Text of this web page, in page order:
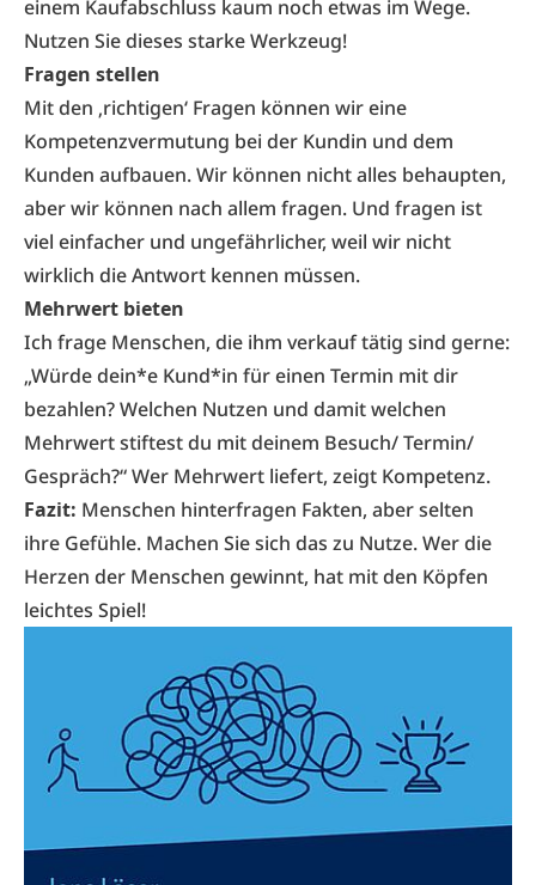
einem Kaufabschluss kaum noch etwas im Wege.
Nutzen Sie dieses starke Werkzeug!
Fragen stellen
Mit den ‚richtigen‘ Fragen können wir eine
Kompetenzvermutung bei der Kundin und dem
Kunden aufbauen. Wir können nicht alles behaupten,
aber wir können nach allem fragen. Und fragen ist
viel einfacher und ungefährlicher, weil wir nicht
wirklich die Antwort kennen müssen.
Mehrwert bieten
Ich frage Menschen, die ihm verkauf tätig sind gerne:
„Würde dein*e Kund*in für einen Termin mit dir
bezahlen? Welchen Nutzen und damit welchen
Mehrwert stiftest du mit deinem Besuch/ Termin/
Gespräch?“ Wer Mehrwert liefert, zeigt Kompetenz.
Fazit: Menschen hinterfragen Fakten, aber selten
ihre Gefühle. Machen Sie sich das zu Nutze. Wer die
Herzen der Menschen gewinnt, hat mit den Köpfen
leichtes Spiel!